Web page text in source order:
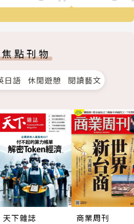
焦點刊物
日語 休閒遊憩 閱讀藝文
天下雜誌
商業周刊